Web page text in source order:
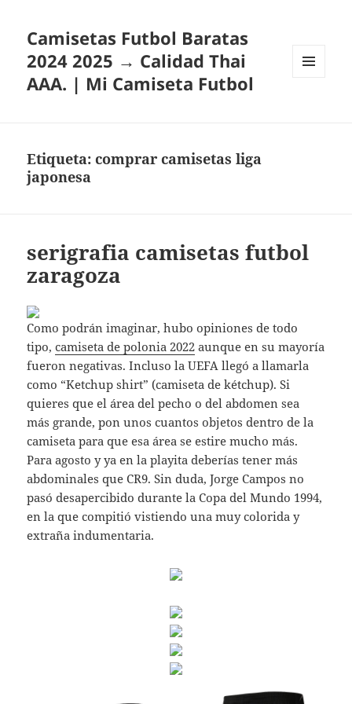
Camisetas Futbol Baratas
2024 2025 → Calidad Thai
AAA. | Mi Camiseta Futbol
Etiqueta:comprar camisetas liga
japonesa
serigrafia camisetas futbol
zaragoza
Como podrán imaginar, hubo opiniones de todo
tipo,camiseta de polonia 2022 aunque en su mayoría
fueron negativas. Incluso la UEFA llegó a llamarla
como “Ketchup shirt” (camiseta de kétchup). Si
quieres que el área del pecho o del abdomen sea
más grande, pon unos cuantos objetos dentro de la
camiseta para que esa área se estire mucho más.
Para agosto y ya en la playita deberías tener más
abdominales que CR9. Sin duda, Jorge Campos no
pasó desapercibido durante la Copa del Mundo 1994,
en la que compitió vistiendo una muy colorida y
extraña indumentaria.